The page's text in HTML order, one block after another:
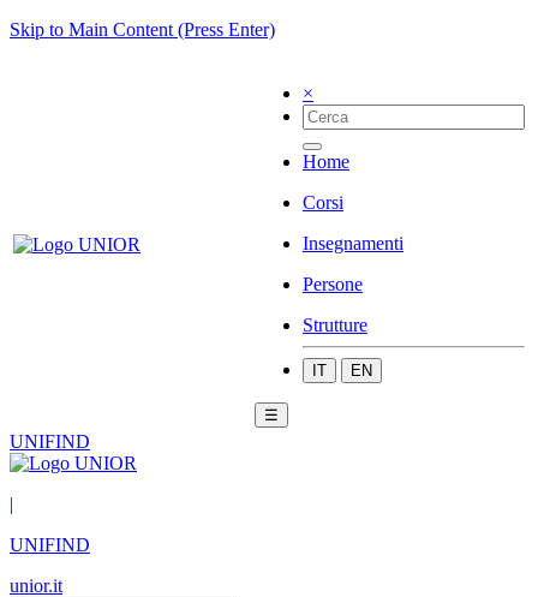
Skip to Main Content (Press Enter)
×
Home
Corsi
Insegnamenti
Persone
Strutture
IT EN
☰
UNIFIND
|
UNIFIND
unior.it